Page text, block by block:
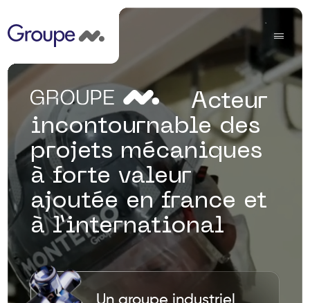
Acteur
incontournable des
projets mécaniques
à forte valeur
ajoutée en france et
à l’international
Un groupe industriel